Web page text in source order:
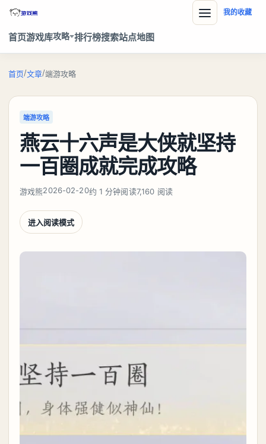
首页游戏库攻略 排行榜搜索站点地图
我的收藏
首页/文章/端游攻略
端游攻略
燕云十六声是大侠就坚持
一百圈成就完成攻略
游戏熊2026-02-20约 1 分钟阅读7,160 阅读
进入阅读模式